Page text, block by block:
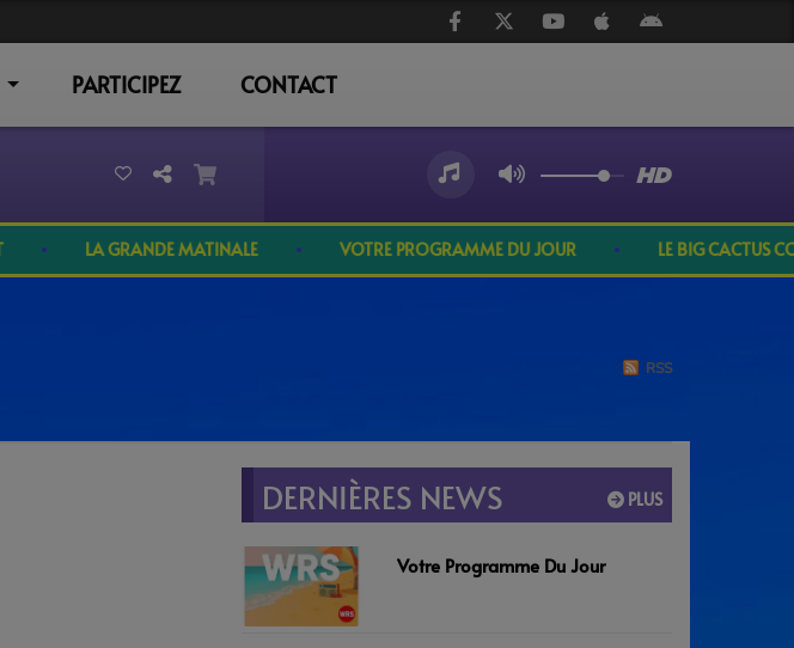
PARTICIPEZ CONTACT
LA GRANDE MATINALE VOTRE PROGRAMME DU JOUR LE BIG CACTUS
RSS
PLUS
DERNIÈRES NEWS
Votre Programme Du Jour